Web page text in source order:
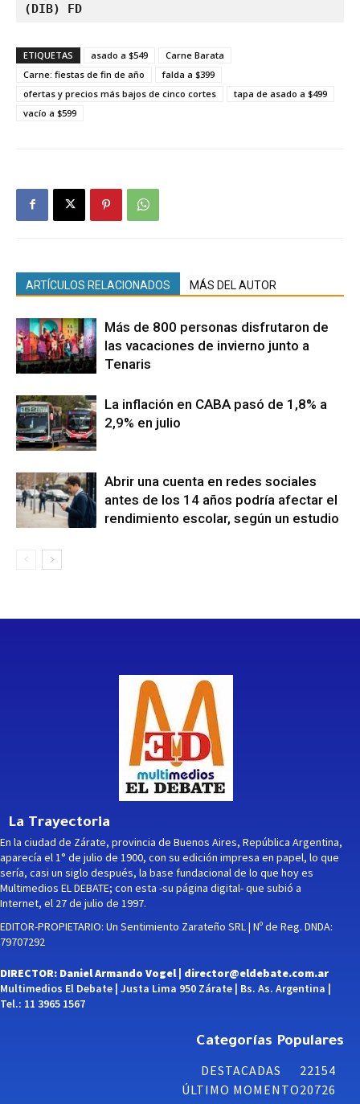
(DIB) FD
ETIQUETAS asado a $549
Carne Barata
Carne: fiestas de fin de año
falda a $399
ofertas y precios más bajos de cinco cortes
tapa de asado a $499
vacío a $599
ARTÍCULOS RELACIONADOS MÁS DEL AUTOR
Más de 800 personas disfrutaron de
las vacaciones de invierno junto a
Tenaris
La inflación en CABA pasó de 1,8% a
2,9% en julio
Abrir una cuenta en redes sociales
antes de los 14 años podría afectar el
rendimiento escolar, según un estudio
La Trayectoria
En la ciudad de Zárate, provincia de Buenos Aires, República Argentina,
aparecía el 1° de julio de 1900, con su edición impresa en papel, lo que
sería, casi un siglo después, la base fundacional de lo que hoy es
Multimedios EL DEBATE; con esta -su página digital- que subió a
Internet, el 27 de julio de 1997.
EDITOR-PROPIETARIO: Un Sentimiento Zarateño SRL | Nº de Reg. DNDA:
79707292
DIRECTOR: Daniel Armando Vogel | director@eldebate.com.ar
Multimedios El Debate | Justa Lima 950 Zárate | Bs. As. Argentina |
Tel.: 11 3965 1567
Categorías Populares
DESTACADAS
22154
ÚLTIMO MOMENTO20726